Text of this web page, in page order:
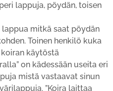
lappuja, pöydän, toisen
mitkä saat pöydän
Toinen henkilö kuka
käytöstä
on kädessään useita eri
mistä vastaavat sinun
”Koira laittaa